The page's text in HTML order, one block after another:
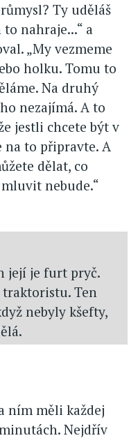
Ty uděláš
nahraje...“ a
„My vezmeme
holku. Tomu to
Na druhý
nezajímá. A to
jestli chcete být v
na to připravte. A
dělat, co
nebude.“
její je furt pryč.
traktoristu. Ten
nebyly kšefty,
ním měli každej
Nejdřív